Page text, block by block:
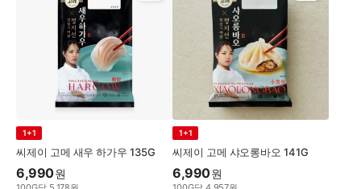
씨제이 고메 새우 하가우 135G
1+1
6,990원
씨제이 고메 샤오롱바오 141G
1+1
6,990원